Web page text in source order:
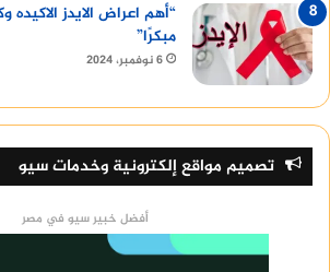
“أهم اعراض الايدز الاكيده
مبكرًا”
6 نوفمبر، 2024
تصميم مواقع إلكترونية وخدمات سيو
أفضل خبير سيو في مصر